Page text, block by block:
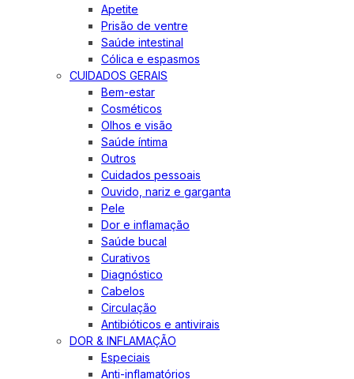
Apetite
Prisão de ventre
Saúde intestinal
Cólica e espasmos
CUIDADOS GERAIS
Bem-estar
Cosméticos
Olhos e visão
Saúde íntima
Outros
Cuidados pessoais
Ouvido, nariz e garganta
Pele
Dor e inflamação
Saúde bucal
Curativos
Diagnóstico
Cabelos
Circulação
Antibióticos e antivirais
DOR & INFLAMAÇÃO
Especiais
Anti-inflamatórios